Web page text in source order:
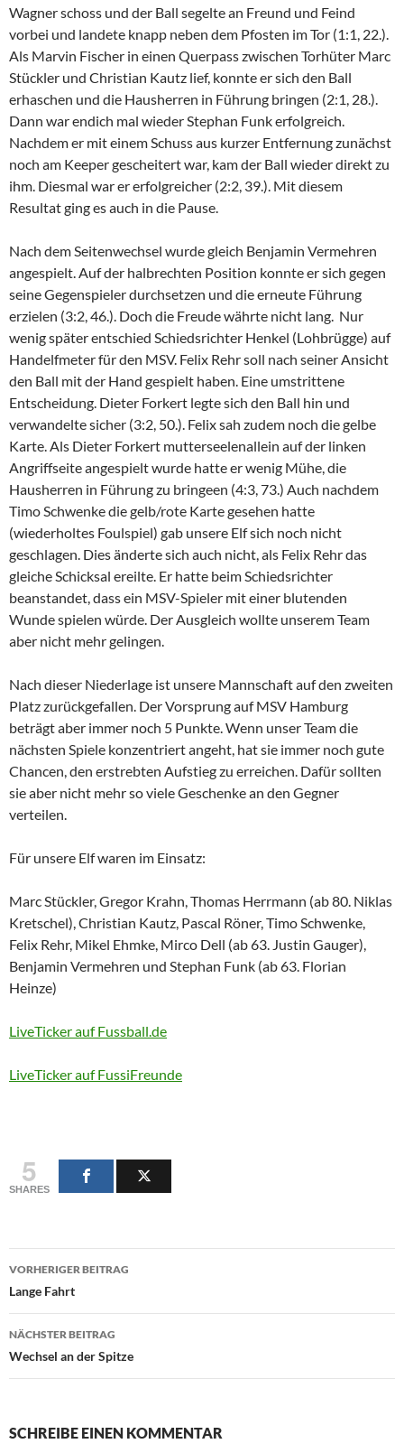
Wagner schoss und der Ball segelte an Freund und Feind
vorbei und landete knapp neben dem Pfosten im Tor (1:1, 22.).
Als Marvin Fischer in einen Querpass zwischen Torhüter Marc
Stückler und Christian Kautz lief, konnte er sich den Ball
erhaschen und die Hausherren in Führung bringen (2:1, 28.).
Dann war endich mal wieder Stephan Funk erfolgreich.
Nachdem er mit einem Schuss aus kurzer Entfernung zunächst
noch am Keeper gescheitert war, kam der Ball wieder direkt zu
ihm. Diesmal war er erfolgreicher (2:2, 39.). Mit diesem
Resultat ging es auch in die Pause.
Nach dem Seitenwechsel wurde gleich Benjamin Vermehren
angespielt. Auf der halbrechten Position konnte er sich gegen
seine Gegenspieler durchsetzen und die erneute Führung
erzielen (3:2, 46.). Doch die Freude währte nicht lang. Nur
wenig später entschied Schiedsrichter Henkel (Lohbrügge) auf
Handelfmeter für den MSV. Felix Rehr soll nach seiner Ansicht
den Ball mit der Hand gespielt haben. Eine umstrittene
Entscheidung. Dieter Forkert legte sich den Ball hin und
verwandelte sicher (3:2, 50.). Felix sah zudem noch die gelbe
Karte. Als Dieter Forkert mutterseelenallein auf der linken
Angriffseite angespielt wurde hatte er wenig Mühe, die
Hausherren in Führung zu bringeen (4:3, 73.) Auch nachdem
Timo Schwenke die gelb/rote Karte gesehen hatte
(wiederholtes Foulspiel) gab unsere Elf sich noch nicht
geschlagen. Dies änderte sich auch nicht, als Felix Rehr das
gleiche Schicksal ereilte. Er hatte beim Schiedsrichter
beanstandet, dass ein MSV-Spieler mit einer blutenden
Wunde spielen würde. Der Ausgleich wollte unserem Team
aber nicht mehr gelingen.
Nach dieser Niederlage ist unsere Mannschaft auf den zweiten
Platz zurückgefallen. Der Vorsprung auf MSV Hamburg
beträgt aber immer noch 5 Punkte. Wenn unser Team die
nächsten Spiele konzentriert angeht, hat sie immer noch gute
Chancen, den erstrebten Aufstieg zu erreichen. Dafür sollten
sie aber nicht mehr so viele Geschenke an den Gegner
verteilen.
Für unsere Elf waren im Einsatz:
Marc Stückler, Gregor Krahn, Thomas Herrmann (ab 80. Niklas
Kretschel), Christian Kautz, Pascal Röner, Timo Schwenke,
Felix Rehr, Mikel Ehmke, Mirco Dell (ab 63. Justin Gauger),
Benjamin Vermehren und Stephan Funk (ab 63. Florian
Heinze)
LiveTicker auf Fussball.de
LiveTicker auf FussiFreunde
5
SHARES
Beitragsnavigation
VORHERIGER BEITRAG
Lange Fahrt
NÄCHSTER BEITRAG
Wechsel an der Spitze
SCHREIBE EINEN KOMMENTAR